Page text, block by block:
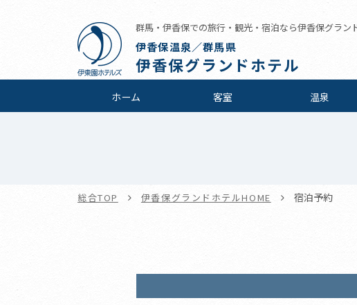
群馬・伊香保での旅行・観光・宿泊なら伊香保グラン
伊香保温泉／群馬県
伊香保グランドホテル
ホーム 客室 温泉
総合TOP 伊香保グランドホテルHOME 宿泊予約